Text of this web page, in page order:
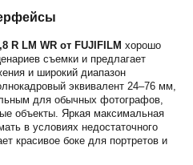
R LM WR от FUJIFILM хорошо
съемки и предлагает
и широкий диапазон
эквивалент 24–76 мм,
для обычных фотографов,
объекты. Яркая максимальная
в условиях недостаточного
красивое боке для портретов и